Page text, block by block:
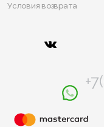
Условия возврата